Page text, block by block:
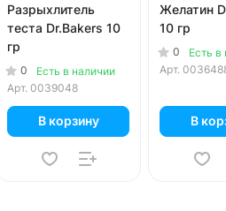
Разрыхлитель
теста Dr.Bakers 10
гр
0
Есть в наличии
Арт. 0039048
В корзину
Желатин
10 гр
0
Есть в
Арт.
В